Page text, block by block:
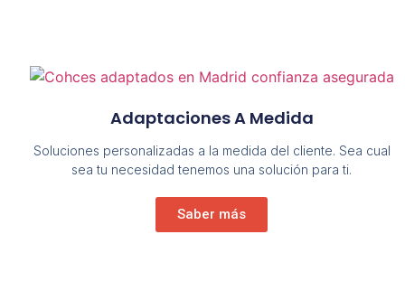
Adaptaciones A Medida
Soluciones personalizadas a la medida del cliente. Sea cual
sea tu necesidad tenemos una solución para ti.
Saber más